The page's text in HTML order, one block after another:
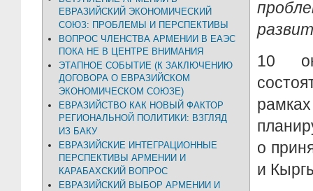
ЕВРАЗИЙСКИЙ ЭКОНОМИЧЕСКИЙ
СОЮЗ: ПРОБЛЕМЫ И ПЕРСПЕКТИВЫ
ВОПРОС ЧЛЕНСТВА АРМЕНИИ В ЕАЭС
ПОКА НЕ В ЦЕНТРЕ ВНИМАНИЯ
ЭТАПНОЕ СОБЫТИЕ (К ЗАКЛЮЧЕНИЮ
ДОГОВОРА О ЕВРАЗИЙСКОМ
ЭКОНОМИЧЕСКОМ СОЮЗЕ)
ЕВРАЗИЙСТВО КАК НОВЫЙ ФАКТОР
РЕГИОНАЛЬНОЙ ПОЛИТИКИ: ВЗГЛЯД
ИЗ БАКУ
ЕВРАЗИЙСКИЕ ИНТЕГРАЦИОННЫЕ
ПЕРСПЕКТИВЫ АРМЕНИИ И
КАРАБАХСКИЙ ВОПРОС
ЕВРАЗИЙСКИЙ ВЫБОР АРМЕНИИ И
10
о
и